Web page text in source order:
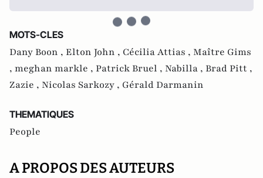
MOTS-CLES
Dany Boon , Elton John , Cécilia Attias , Maître Gims
, meghan markle , Patrick Bruel , Nabilla , Brad Pitt ,
Zazie , Nicolas Sarkozy , Gérald Darmanin
THEMATIQUES
People
A PROPOS DES AUTEURS